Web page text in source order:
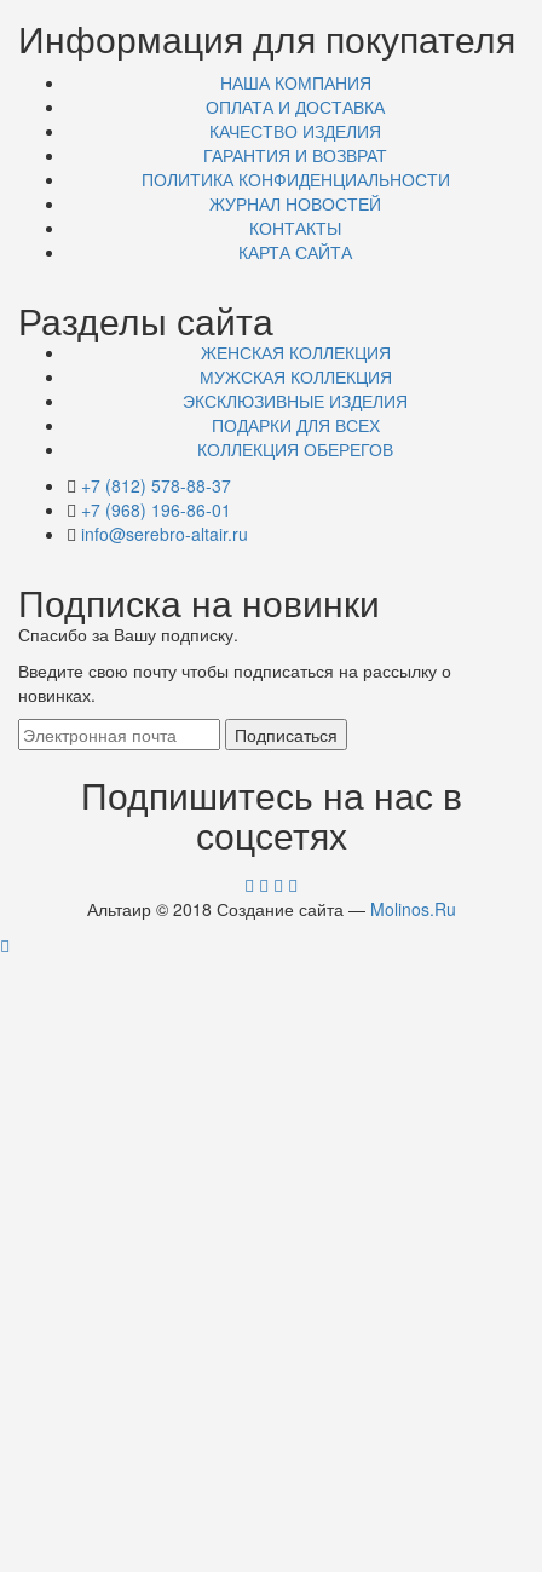
Информация для покупателя
НАША КОМПАНИЯ
ОПЛАТА И ДОСТАВКА
КАЧЕСТВО ИЗДЕЛИЯ
ГАРАНТИЯ И ВОЗВРАТ
ПОЛИТИКА КОНФИДЕНЦИАЛЬНОСТИ
ЖУРНАЛ НОВОСТЕЙ
КОНТАКТЫ
КАРТА САЙТА
Разделы сайта
ЖЕНСКАЯ КОЛЛЕКЦИЯ
МУЖСКАЯ КОЛЛЕКЦИЯ
ЭКСКЛЮЗИВНЫЕ ИЗДЕЛИЯ
ПОДАРКИ ДЛЯ ВСЕХ
КОЛЛЕКЦИЯ ОБЕРЕГОВ
+7 (812) 578-88-37
+7 (968) 196-86-01
info@serebro-altair.ru
Подписка на новинки
Спасибо за Вашу подписку.
Введите свою почту чтобы подписаться на рассылку о
новинках.
Подпишитесь на нас в
соцсетях
Альтаир © 2018 Создание сайта — Molinos.Ru